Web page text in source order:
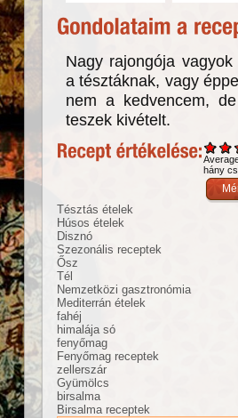
Nagy rajongója
a tésztáknak, vagy
nem a kedvencem,
teszek kivételt.
hány
Tésztás ételek
Húsos ételek
Disznó
Szezonális receptek
Ősz
Tél
Nemzetközi gasztronómia
Mediterrán ételek
fahéj
himalája só
fenyőmag
Fenyőmag receptek
zellerszár
Gyümölcs
birsalma
Birsalma receptek